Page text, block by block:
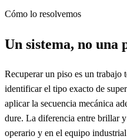
Cómo lo resolvemos
Un sistema, no una
Recuperar un piso es un trabajo
identificar el tipo exacto de
aplicar la secuencia mecánica
dure. La diferencia entre brillar
operario y en el equipo